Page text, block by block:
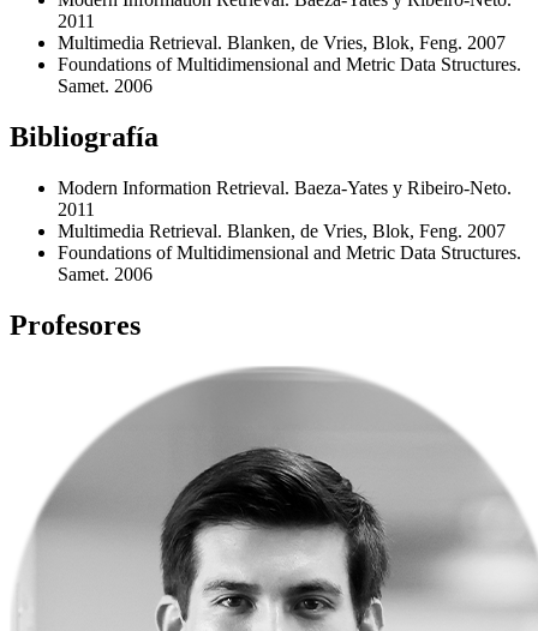
2011
Multimedia Retrieval. Blanken, de Vries, Blok, Feng. 2007
Foundations of Multidimensional and Metric Data Structures.
Samet. 2006
Bibliografía
Modern Information Retrieval. Baeza-Yates y Ribeiro-Neto.
2011
Multimedia Retrieval. Blanken, de Vries, Blok, Feng. 2007
Foundations of Multidimensional and Metric Data Structures.
Samet. 2006
Profesores